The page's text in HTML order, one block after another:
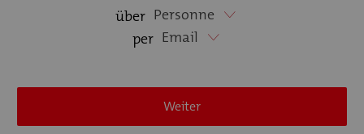
über Personne
per Email
Weiter